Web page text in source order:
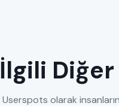
İlgili
Userspots olarak